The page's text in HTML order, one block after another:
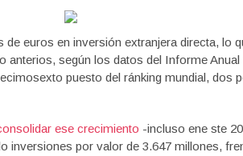
de euros en inversión extranjera directa, lo
anterios, según los datos del Informe
puesto del ránking mundial, dos
ese crecimiento -incluso ene ste
inversiones por valor de 3.647 millones,